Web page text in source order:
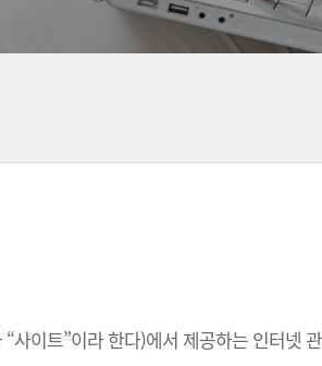
이트”이라 한다)에서 제공하는 인터넷